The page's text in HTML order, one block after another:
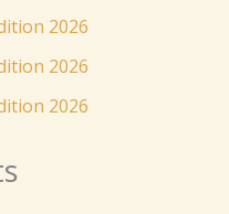
2026
2026
2026